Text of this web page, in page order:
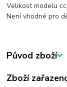
Velikost modelu
Není vhodné pro
Původ zboží
Zboží